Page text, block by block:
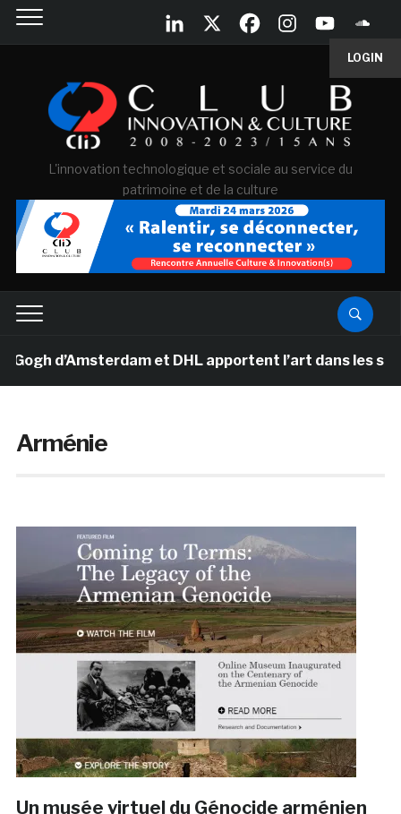
LOGIN
L'innovation technologique et sociale au service du
patrimoine et de la culture
d’Amsterdam et DHL apportent l’art dans les salles
Arménie
Un musée virtuel du Génocide arménien